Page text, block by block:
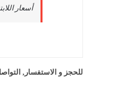
للحجز و الاستفسار,